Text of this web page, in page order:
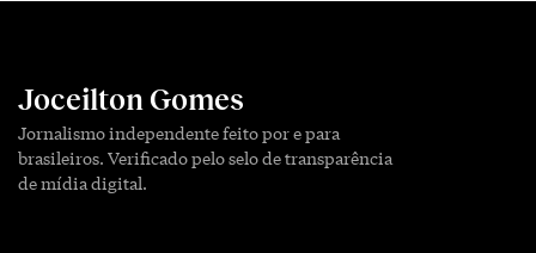
Joceilton Gomes
Jornalismo independente feito por e para
brasileiros. Verificado pelo selo de transparência
de mídia digital.